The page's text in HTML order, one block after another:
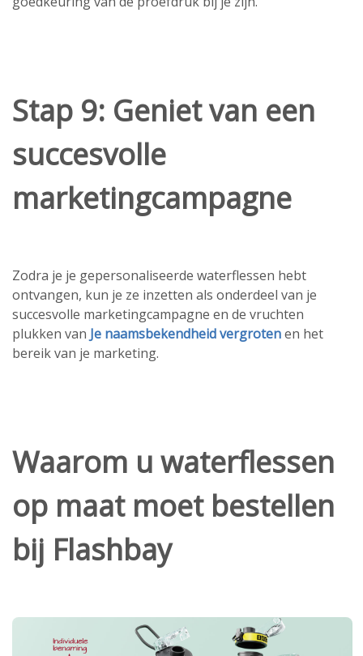
Stap 9: Geniet van een
succesvolle
marketingcampagne
Zodra je je gepersonaliseerde waterflessen hebt
ontvangen, kun je ze inzetten als onderdeel van je
succesvolle marketingcampagne en de vruchten
plukken van Je naamsbekendheid vergrotenen het
bereik van je marketing.
Waarom u waterflessen
op maat moet bestellen
bij Flashbay